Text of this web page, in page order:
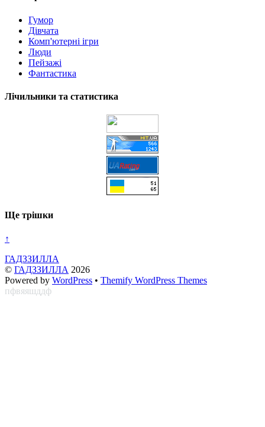
Гумор
Дівчата
Комп'ютерні ігри
Люди
Пейзажі
Фантастика
Лічильники та статистика
Ще трішки
↑
ГАДЗЗИЛЛА
© ГАДЗЗИЛЛА 2026
Powered by WordPress • Themify WordPress Themes
пфвяяшддф